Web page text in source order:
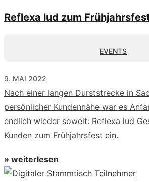
Reflexa lud zum
EVENTS
9. MAI 2022
Nach einer langen Durststrecke in
persönlicher Kundennähe war es
endlich wieder soweit: Reflexa lud
Kunden zum Frühjahrsfest ein.
» weiterlesen